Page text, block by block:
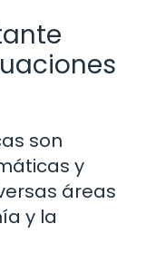
son
y
áreas
y la